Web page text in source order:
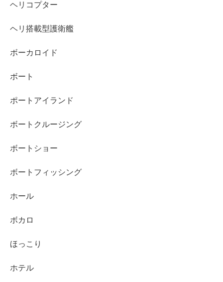
ヘリコプター
ヘリ搭載型護衛艦
ボーカロイド
ボート
ポートアイランド
ボートクルージング
ボートショー
ボートフィッシング
ホール
ボカロ
ほっこり
ホテル